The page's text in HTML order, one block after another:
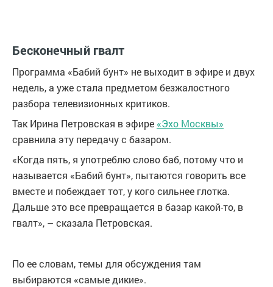
Бесконечный гвалт
Программа «Бабий бунт» не выходит в эфире и двух
недель, а уже стала предметом безжалостного
разбора телевизионных критиков.
Так Ирина Петровская в эфире «Эхо Москвы»
сравнила эту передачу с базаром.
«Когда пять, я употреблю слово баб, потому что и
называется «Бабий бунт», пытаются говорить все
вместе и побеждает тот, у кого сильнее глотка.
Дальше это все превращается в базар какой-то, в
гвалт», – сказала Петровская.
По ее словам, темы для обсуждения там
выбираются «самые дикие».